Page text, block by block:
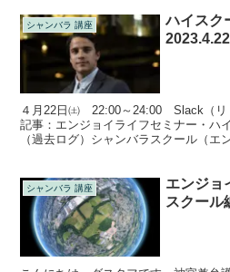
シャンバラ 講座
ハイスク
４月22日㈯ 22:00～24:00 Slack（リ
記事：エンジョイライフセミナー・ハ
（過去ログ）シャンバラスクール（エ
シャンバラ 講座
エンジョ
スクール